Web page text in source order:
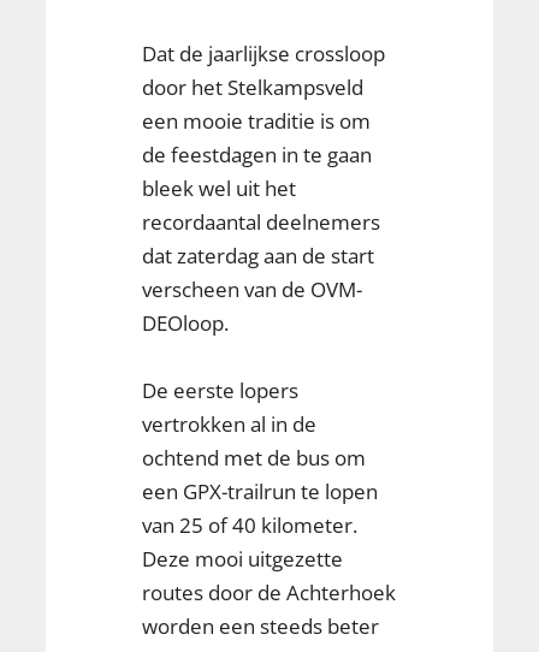
Dat de jaarlijkse crossloop
door het Stelkampsveld
een mooie traditie is om
de feestdagen in te gaan
bleek wel uit het
recordaantal deelnemers
dat zaterdag aan de start
verscheen van de OVM-
DEOloop.
De eerste lopers
vertrokken al in de
ochtend met de bus om
een GPX-trailrun te lopen
van 25 of 40 kilometer.
Deze mooi uitgezette
routes door de Achterhoek
worden een steeds beter